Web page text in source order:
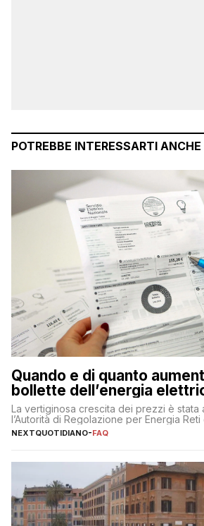
POTREBBE INTERESSARTI ANCHE
Quando e di quanto
bollette dell’energia
La vertiginosa crescita dei prezzi è stata
l’Autorità di Regolazione per Energia
NEXTQUOTIDIANO-FAQ